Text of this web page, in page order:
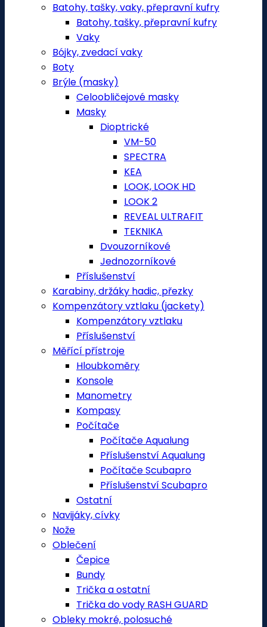
Batohy, tašky, vaky, přepravní kufry
Batohy, tašky, přepravní kufry
Vaky
Bójky, zvedací vaky
Boty
Brýle (masky)
Celoobličejové masky
Masky
Dioptrické
VM-50
SPECTRA
KEA
LOOK, LOOK HD
LOOK 2
REVEAL ULTRAFIT
TEKNIKA
Dvouzorníkové
Jednozorníkové
Příslušenství
Karabiny, držáky hadic, přezky
Kompenzátory vztlaku (jackety)
Kompenzátory vztlaku
Příslušenství
Měřící přístroje
Hloubkoměry
Konsole
Manometry
Kompasy
Počítače
Počítače Aqualung
Příslušenství Aqualung
Počítače Scubapro
Příslušenství Scubapro
Ostatní
Navijáky, cívky
Nože
Oblečení
Čepice
Bundy
Trička a ostatní
Trička do vody RASH GUARD
Obleky mokré, polosuché